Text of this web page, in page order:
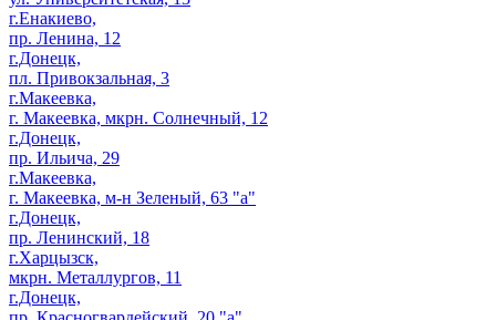
г.Енакиево,
пр. Ленина, 12
г.Донецк,
пл. Привокзальная, 3
г.Макеевка,
г. Макеевка, мкрн. Солнечный, 12
г.Донецк,
пр. Ильича, 29
г.Макеевка,
г. Макеевка, м-н Зеленый, 63 "а"
г.Донецк,
пр. Ленинский, 18
г.Харцызск,
мкрн. Металлургов, 11
г.Донецк,